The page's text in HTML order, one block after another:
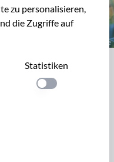
einer FLIP-Wiese (
und Menschen
zu personalisieren,
die Zugriffe auf
Statistiken
Einstellung